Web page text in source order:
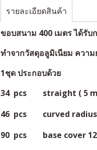
รายละเอียดสินค้า
ขอบสนาม 400 เมตร ได้รั
ทำจากวัสดุอลูมิเนียม ความ
1ชุด ประกอบด้วย
34 pcs straight ( 5
46 pcs curved radius
90 pcs base cover